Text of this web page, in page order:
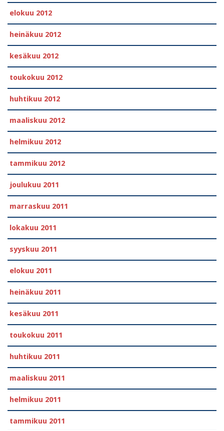
elokuu 2012
heinäkuu 2012
kesäkuu 2012
toukokuu 2012
huhtikuu 2012
maaliskuu 2012
helmikuu 2012
tammikuu 2012
joulukuu 2011
marraskuu 2011
lokakuu 2011
syyskuu 2011
elokuu 2011
heinäkuu 2011
kesäkuu 2011
toukokuu 2011
huhtikuu 2011
maaliskuu 2011
helmikuu 2011
tammikuu 2011